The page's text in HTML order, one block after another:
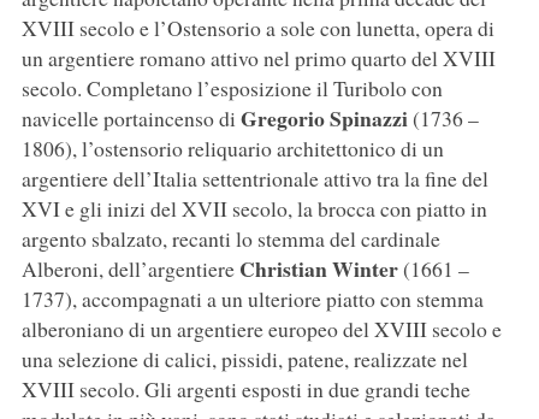
XVIII secolo e l’Ostensorio a sole con lunetta, opera di
un argentiere romano attivo nel primo quarto del XVIII
secolo. Completano l’esposizione il Turibolo con
navicelle portaincenso di Gregorio Spinazzi(1736 –
1806), l’ostensorio reliquario architettonico di un
argentiere dell’Italia settentrionale attivo tra la fine del
XVI e gli inizi del XVII secolo, la brocca con piatto in
argento sbalzato, recanti lo stemma del cardinale
Alberoni, dell’argentiere Christian Winter(1661 –
1737), accompagnati a un ulteriore piatto con stemma
alberoniano di un argentiere europeo del XVIII secolo e
una selezione di calici, pissidi, patene, realizzate nel
XVIII secolo. Gli argenti esposti in due grandi teche